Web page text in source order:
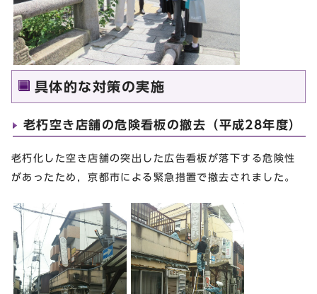
具体的な対策の実施
老朽空き店舗の危険看板の撤去（平成28年度）
老朽化した空き店舗の突出した広告看板が落下する危険性
があったため，京都市による緊急措置で撤去されました。